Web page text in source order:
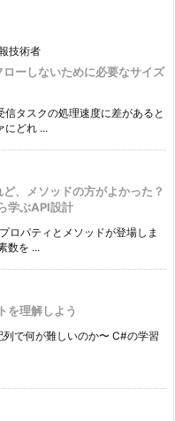
技術者
ーしないために必要なサイズ
タスクの処理速度に差があると
にどれ ...
、メソッドの方がよかった？
学ぶAPI設計
ロパティとメソッドが登場しま
数を ...
を理解しよう
で何が難しいのか〜 C#の学習